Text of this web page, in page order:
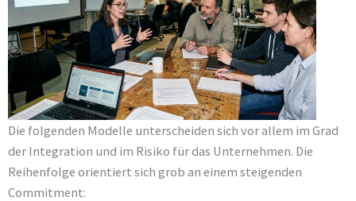
Die folgenden Modelle unterscheiden sich vor allem im Grad
der Integration und im Risiko für das Unternehmen. Die
Reihenfolge orientiert sich grob an einem steigenden
Commitment: